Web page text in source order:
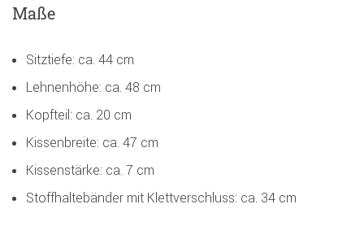
Maße
Sitztiefe: ca. 44 cm
Lehnenhöhe: ca. 48 cm
Kopfteil: ca. 20 cm
Kissenbreite: ca. 47 cm
Kissenstärke: ca. 7 cm
Stoffhaltebänder mit Klettverschluss: ca. 34 cm